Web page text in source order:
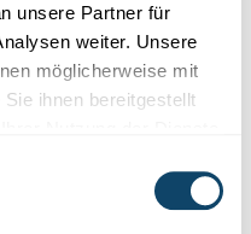
unsere Partner für
weiter. Unsere
möglicherweise mit
ihnen bereitgestellt